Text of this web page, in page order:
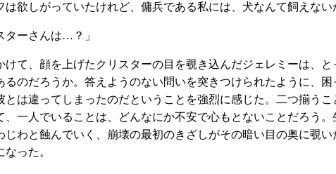
は欲しがっていたけれど、傭兵である私には、犬なんて飼えない
ターさんは…？」
けて、顔を上げたクリスターの目を覗き込んだジェレミーは、
るのだろうか。答えようのない問いを突きつけられたように、
とは違ってしまったのだということを強烈に感じた。二つ揃う
、一人でいることは、どんなにか不安で心もとないことだろう
じわと蝕んでいく、崩壊の最初のきざしがその暗い目の奥に覗
った。